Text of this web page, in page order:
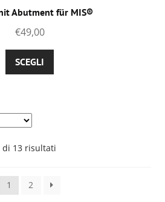
opzioni
scelte
Abutment für MIS®
€49,00
SCEGLI
prodotto
opzioni
di 13 risultatiPopolarità
1 2